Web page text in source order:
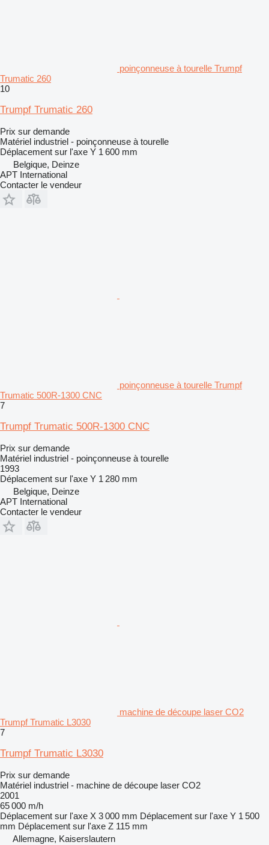
poinçonneuse à tourelle Trumpf
Trumatic 260
10
Trumpf Trumatic 260
Prix sur demande
Matériel industriel - poinçonneuse à tourelle
Déplacement sur l'axe Y 1 600 mm
Belgique, Deinze
APT International
Contacter le vendeur
poinçonneuse à tourelle Trumpf
Trumatic 500R-1300 CNC
7
Trumpf Trumatic 500R-1300 CNC
Prix sur demande
Matériel industriel - poinçonneuse à tourelle
1993
Déplacement sur l'axe Y 1 280 mm
Belgique, Deinze
APT International
Contacter le vendeur
machine de découpe laser CO2
Trumpf Trumatic L3030
7
Trumpf Trumatic L3030
Prix sur demande
Matériel industriel - machine de découpe laser CO2
2001
65 000 m/h
Déplacement sur l'axe X 3 000 mm Déplacement sur l'axe Y 1 500
mm Déplacement sur l'axe Z 115 mm
Allemagne, Kaiserslautern